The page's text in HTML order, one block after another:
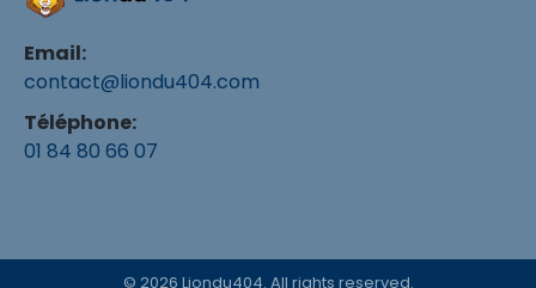
Email:
contact@liondu404.com
Téléphone:
01 84 80 66 07
© 2026 Liondu404. All rights reserved.